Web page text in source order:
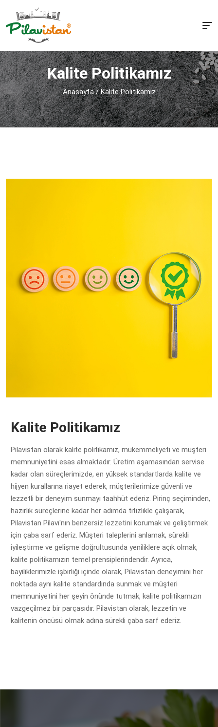
Kalite Politikamız
Anasayfa / Kalite Politikamız
Kalite Politikamız
Pilavistan olarak kalite politikamız, mükemmeliyeti ve müşteri
memnuniyetini esas almaktadır. Üretim aşamasından servise
kadar olan süreçlerimizde, en yüksek standartlarda kalite ve
hijyen kurallarına riayet ederek, müşterilerimize güvenli ve
lezzetli bir deneyim sunmayı taahhüt ederiz. Pirinç seçiminden,
hazırlık süreçlerine kadar her adımda titizlikle çalışarak,
Pilavistan Pilavı'nın benzersiz lezzetini korumak ve geliştirmek
için çaba sarf ederiz. Müşteri taleplerini anlamak, sürekli
iyileştirme ve gelişme doğrultusunda yeniliklere açık olmak,
kalite politikamızın temel prensiplerindendir. Ayrıca,
bayiliklerimizle işbirliği içinde olarak, Pilavistan deneyimini her
noktada aynı kalite standardında sunmak ve müşteri
memnuniyetini her şeyin önünde tutmak, kalite politikamızın
vazgeçilmez bir parçasıdır. Pilavistan olarak, lezzetin ve
kalitenin öncüsü olmak adına sürekli çaba sarf ederiz.